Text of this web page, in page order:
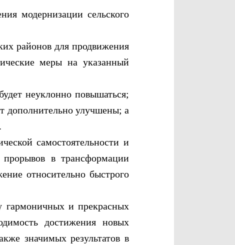
модернизации сельского
районов для продвижения
меры на указанный
неуклонно повышаться;
дополнительно улучшены; а
самостоятельности и
прорывов в трансформации
относительно быстрого
гармоничных и прекрасных
достижения новых
значимых результатов в